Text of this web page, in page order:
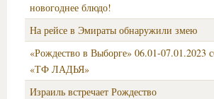
новогоднее блюдо!
На рейсе в Эмираты обнаружили змею
«Рождество в Выборге» 06.01-
«ТФ ЛАДЬЯ»
Израиль встречает Рождество